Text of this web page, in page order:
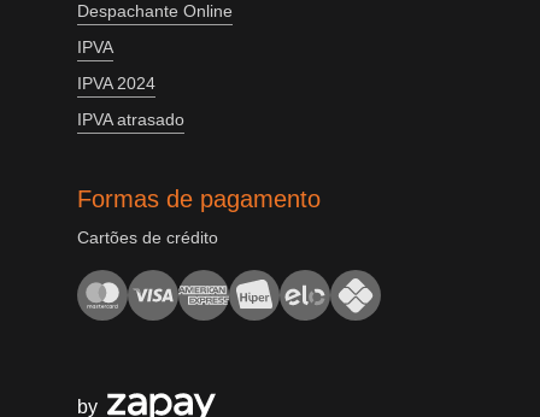
Despachante Online
IPVA
IPVA 2024
IPVA atrasado
Formas de pagamento
Cartões de crédito
by